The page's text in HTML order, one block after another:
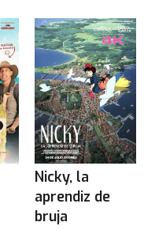
Nicky, la
aprendiz de
bruja